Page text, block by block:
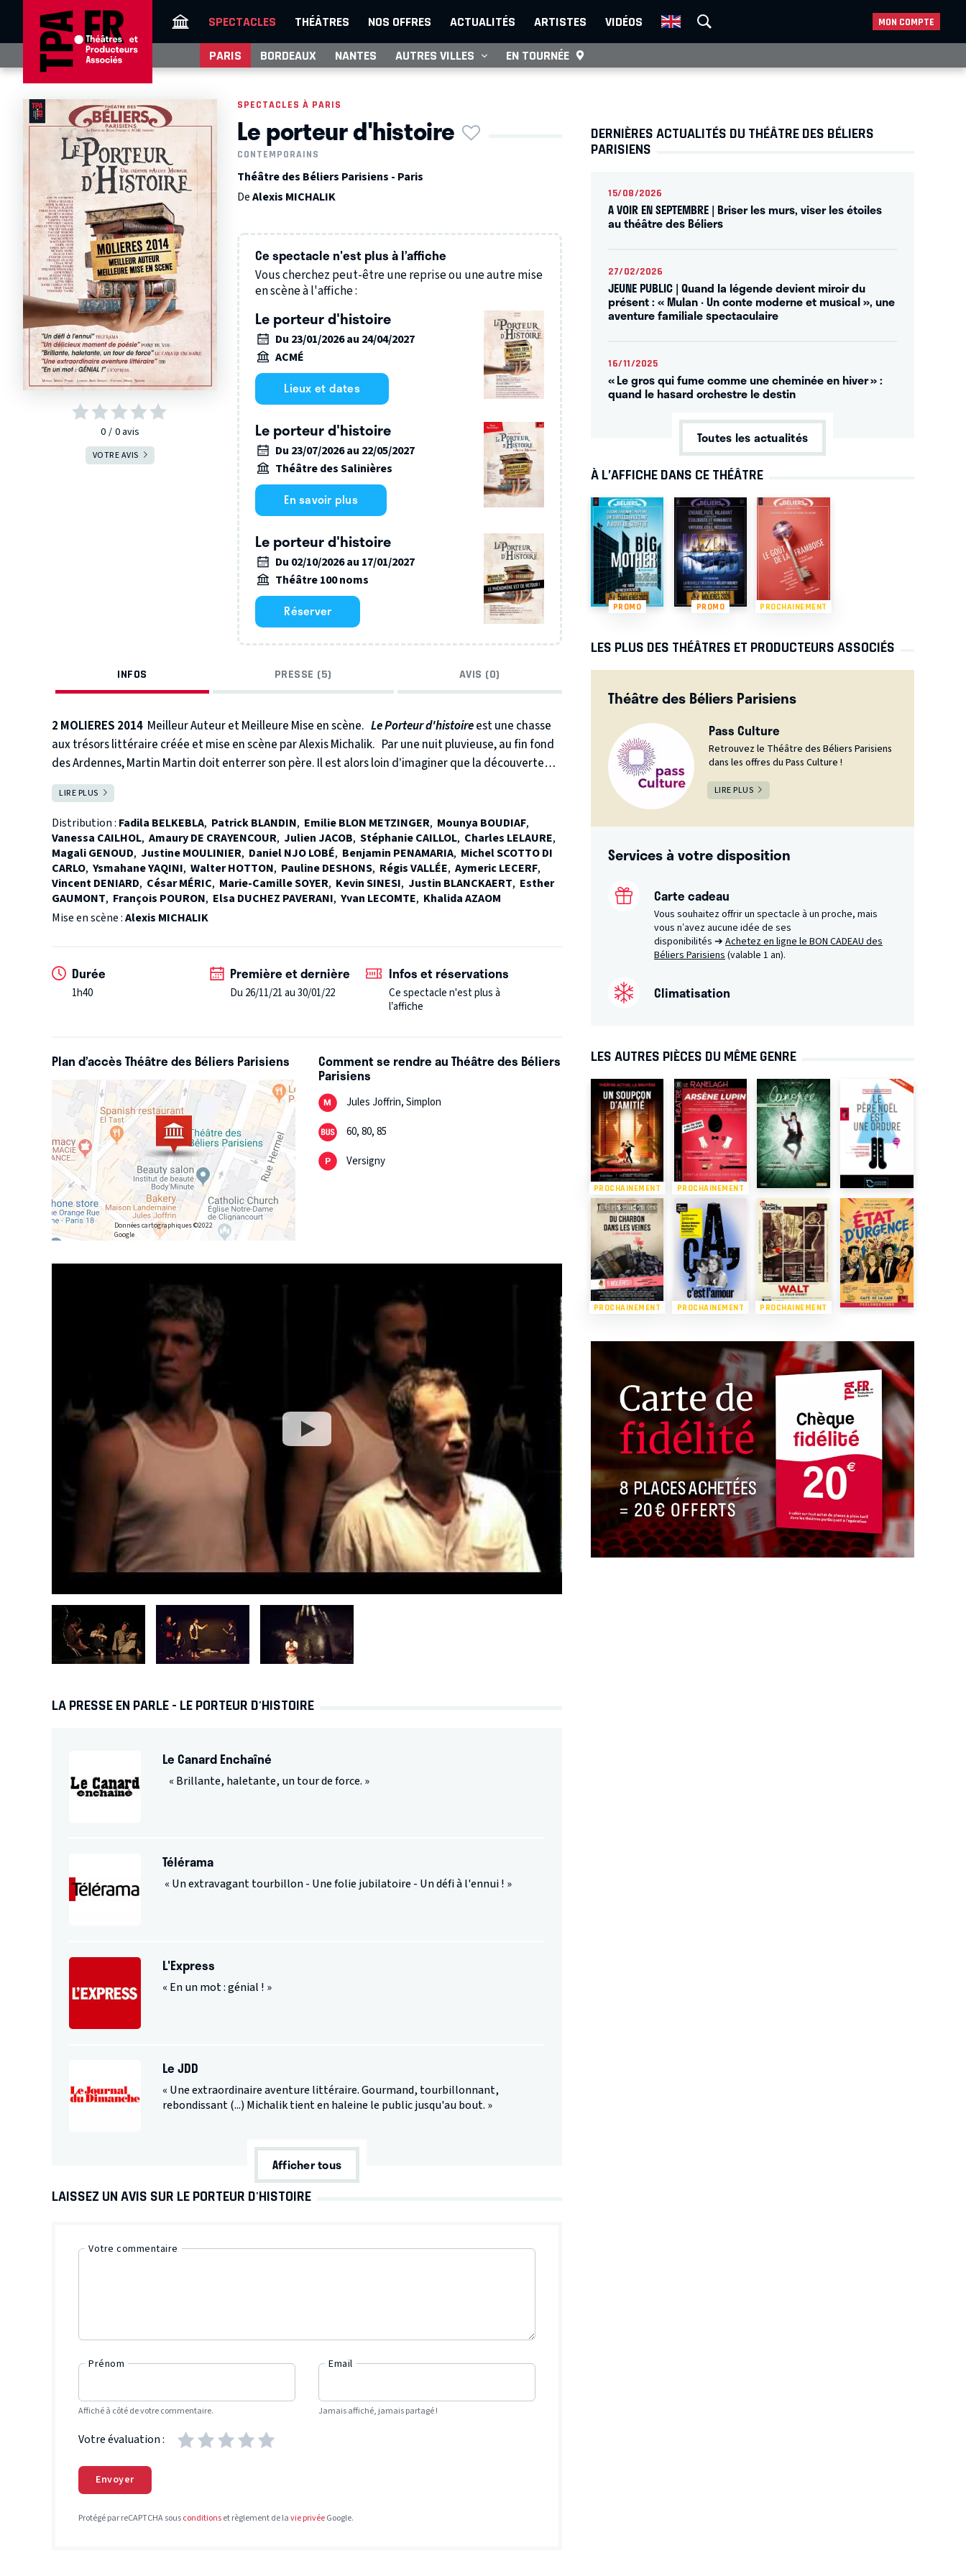
SPECTACLES THÉÂTRES NOS OFFRES ACTUALITÉS ARTISTES VIDÉOS MON COMPTE
PARIS BORDEAUX NANTES AUTRES VILLES EN TOURNÉE
0 0 avis
VOTRE AVIS
SPECTACLES À PARIS
Le porteur d'histoire
CONTEMPORAINS
Théâtre des Béliers Parisiens - Paris
DeAlexis MICHALIK
Ce spectacle n'est plus à l’affiche
Vous cherchez peut-être une reprise ou une autre mise
en scène à l'affiche :
Le porteur d'histoire
Du 23/01/2026 au 24/04/2027
ACMÉ
Lieux et dates
Le porteur d'histoire
Du 23/07/2026 au 22/05/2027
Théâtre des Salinières
En savoir plus
Le porteur d'histoire
Du 02/10/2026 au 17/01/2027
Théâtre 100 noms
Réserver
INFOS PRESSE (5) AVIS (0)
2 MOLIERES 2014 Meilleur Auteur et Meilleure Mise en scène. Le Porteur d'histoireest une chasse
aux trésors littéraire créée et mise en scène par Alexis Michalik. Par une nuit pluvieuse, au fin fond
des Ardennes, Martin Martin doit enterrer son père. Il est alors loin d’imaginer que la découverte
d’un carnet manuscrit va l’entraîner dans une quête à travers l’Histoire et les continents. Quinze
ans plus tard, au cœur du désert algérien, une mère et sa fille disparaissent mystérieusement...
« J’ai pris un livre, machinalement.
Je l’ai ouvert au milieu. Ce n’était pas un livre, c’était un carnet manuscrit.
Et là, je suis rentré dans l’Histoire… »
LIRE PLUS
Distribution : Fadila BELKEBLA, Patrick BLANDIN, Emilie BLON METZINGER, Mounya BOUDIAF,
Vanessa CAILHOL, Amaury DE CRAYENCOUR, Julien JACOB, Stéphanie CAILLOL, Charles LELAURE,
Magali GENOUD, Justine MOULINIER, Daniel NJO LOBÉ, Benjamin PENAMARIA, Michel SCOTTO DI
CARLO, Ysmahane YAQINI, Walter HOTTON, Pauline DESHONS, Régis VALLÉE, Aymeric LECERF,
Vincent DENIARD, César MÉRIC, Marie-Camille SOYER, Kevin SINESI, Justin BLANCKAERT, Esther
GAUMONT, François POURON, Elsa DUCHEZ PAVERANI, Yvan LECOMTE, Khalida AZAOM
Mise en scène :Alexis MICHALIK
Durée
1h40
Première et dernière
Du 26/11/21 au 30/01/22
Infos et réservations
Ce spectacle n'est plus à
l’affiche
Plan d’accès Théâtre des Béliers Parisiens
Données cartographiques ©2022
Google
Comment se rendre au Théâtre des Béliers
Parisiens
Jules Joffrin, Simplon
60, 80, 85
Versigny
LA PRESSE EN PARLE - LE PORTEUR D'HISTOIRE
Le Canard Enchaîné
« Brillante, haletante, un tour de force. »
Télérama
« Un extravagant tourbillon - Une folie jubilatoire - Un défi à l'ennui ! »
L'Express
« En un mot : génial ! »
Le JDD
« Une extraordinaire aventure littéraire. Gourmand, tourbillonnant,
rebondissant (...) Michalik tient en haleine le public jusqu'au bout. »
Afficher tous
LAISSEZ UN AVIS SUR LE PORTEUR D'HISTOIRE
Votre commentaire
Prénom
Affiché à côté de votre commentaire.
Email
Jamais affiché, jamais partagé !
Votre évaluation :
Envoyer
Protégé par reCAPTCHA sousconditionset règlement de lavie privéeGoogle.
DERNIÈRES ACTUALITÉS DU THÉÂTRE DES BÉLIERS
PARISIENS
15/08/2026
A VOIR EN SEPTEMBRE | Briser les murs, viser les étoiles
au théâtre des Béliers
27/02/2026
JEUNE PUBLIC | Quand la légende devient miroir du
présent : « Mulan · Un conte moderne et musical », une
aventure familiale spectaculaire
16/11/2025
« Le gros qui fume comme une cheminée en hiver » :
quand le hasard orchestre le destin
Toutes les actualités
À L’AFFICHE DANS CE THÉÂTRE
PROMO PROMO PROCHAINEMENT
LES PLUS DES THÉÂTRES ET PRODUCTEURS ASSOCIÉS
Théâtre des Béliers Parisiens
Pass Culture
Retrouvez le Théâtre des Béliers Parisiens
dans les offres du Pass Culture !
LIRE PLUS
Services à votre disposition
Carte cadeau
Vous souhaitez offrir un spectacle à un proche, mais
vous n’avez aucune idée de ses
disponibilités ➔ Achetez en ligne le BON CADEAU des
Béliers Parisiens (valable 1 an).
Climatisation
LES AUTRES PIÈCES DU MÊME GENRE
PROCHAINEMENT PROCHAINEMENT
PROCHAINEMENT PROCHAINEMENT PROCHAINEMENT